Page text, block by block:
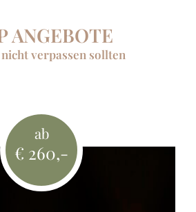
ANGEBOTE
nicht verpassen sollten
ab
€ 260,-